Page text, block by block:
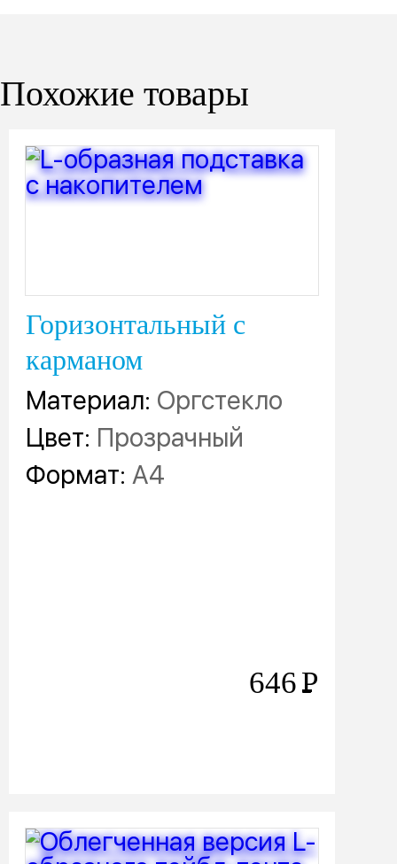
Похожие товары
Горизонтальный с
карманом
Материал: Оргстекло
Цвет: Прозрачный
Формат: А4
646Р